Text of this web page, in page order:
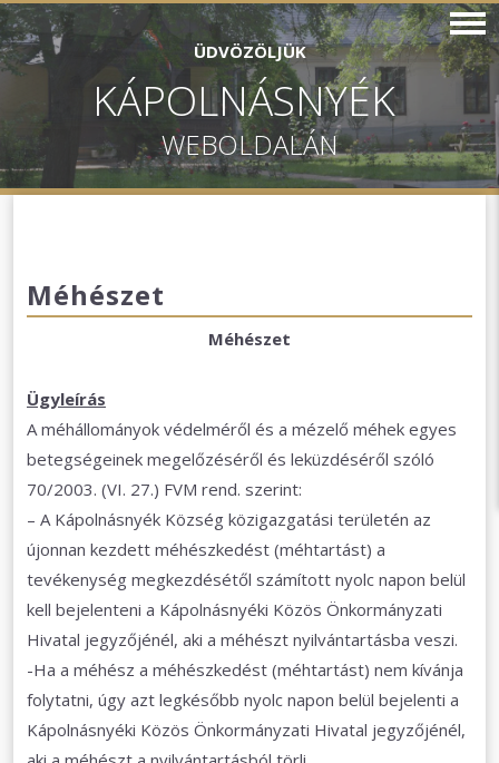
ÜDVÖZÖLJÜK
KÁPOLNÁSNYÉK
WEBOLDALÁN
Méhészet
Méhészet
Ügyleírás
A méhállományok védelméről és a mézelő méhek egyes
betegségeinek megelőzéséről és leküzdéséről szóló
70/2003. (VI. 27.) FVM rend. szerint:
– A Kápolnásnyék Község közigazgatási területén az
újonnan kezdett méhészkedést (méhtartást) a
tevékenység megkezdésétől számított nyolc napon belül
kell bejelenteni a Kápolnásnyéki Közös Önkormányzati
Hivatal jegyzőjénél, aki a méhészt nyilvántartásba veszi.
-Ha a méhész a méhészkedést (méhtartást) nem kívánja
folytatni, úgy azt legkésőbb nyolc napon belül bejelenti a
Kápolnásnyéki Közös Önkormányzati Hivatal jegyzőjénél,